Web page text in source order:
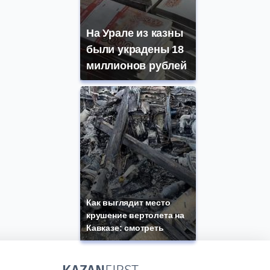
На Урале из казны
были украдены 18
миллионов рублей
Как выглядит место
крушение вертолета на
Кавказе: смотреть